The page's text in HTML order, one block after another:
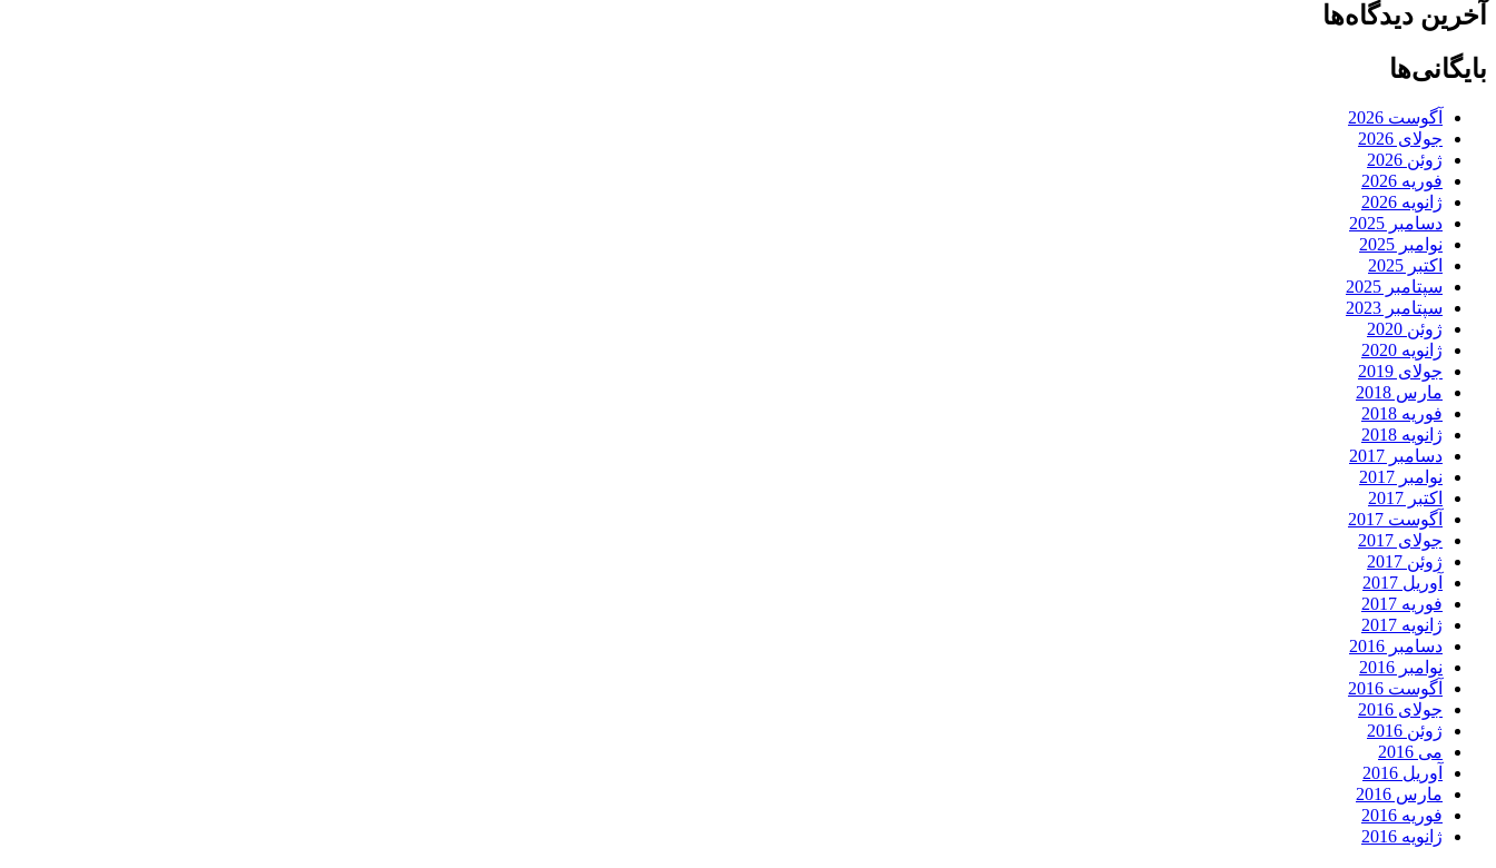
آخرین دیدگاه‌ها
بایگانی‌ها
آگوست 2026
جولای 2026
ژوئن 2026
فوریه 2026
ژانویه 2026
دسامبر 2025
نوامبر 2025
اکتبر 2025
سپتامبر 2025
سپتامبر 2023
ژوئن 2020
ژانویه 2020
جولای 2019
مارس 2018
فوریه 2018
ژانویه 2018
دسامبر 2017
نوامبر 2017
اکتبر 2017
آگوست 2017
جولای 2017
ژوئن 2017
آوریل 2017
فوریه 2017
ژانویه 2017
دسامبر 2016
نوامبر 2016
آگوست 2016
جولای 2016
ژوئن 2016
می 2016
آوریل 2016
مارس 2016
فوریه 2016
ژانویه 2016